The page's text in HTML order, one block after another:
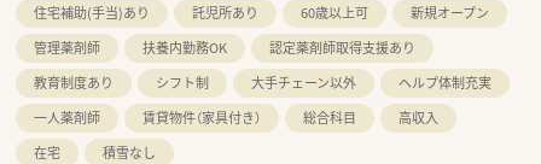
住宅補助(手当)あり
託児所あり 60歳以上可
新規オープン
管理薬剤師
扶養内勤務OK
認定薬剤師取得支援あり
教育制度あり
シフト制 大手チェーン以外
ヘルプ体制充実
一人薬剤師
賃貸物件（家具付き） 総合科目
高収入
在宅
積雪なし